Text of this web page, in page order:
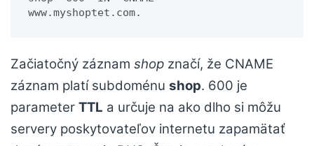
www.myshoptet.com.
Začiatočný záznam shop značí, že CNAME
záznam platí subdoménu shop. 600 je
parameter TTL a určuje na ako dlho si môžu
servery poskytovateľov internetu zapamätať